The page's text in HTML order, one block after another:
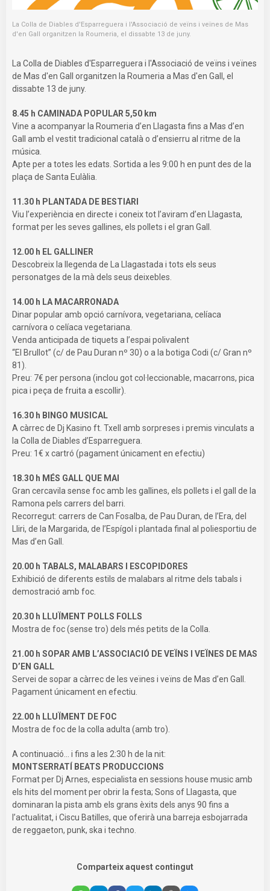
La Colla de Diables d'Esparreguera i l'Associació de veïns i veïnes de Mas
d'en Gall organitzen la Roumeria, el dissabte 13 de juny.
La Colla de Diables d'Esparreguera i l'Associació de veïns i veïnes
de Mas d'en Gall organitzen la Roumeria a Mas d'en Gall, el
dissabte 13 de juny.
8.45 h CAMINADA POPULAR 5,50 km
Vine a acompanyar la Roumeria d’en Llagasta fins a Mas d’en
Gall amb el vestit tradicional català o d’ensierru al ritme de la
música.
Apte per a totes les edats. Sortida a les 9:00 h en punt des de la
plaça de Santa Eulàlia.
11.30 h PLANTADA DE BESTIARI
Viu l’experiència en directe i coneix tot l’aviram d’en Llagasta,
format per les seves gallines, els pollets i el gran Gall.
12.00 h EL GALLINER
Descobreix la llegenda de La Llagastada i tots els seus
personatges de la mà dels seus deixebles.
14.00 h LA MACARRONADA
Dinar popular amb opció carnívora, vegetariana, celíaca
carnívora o celíaca vegetariana.
Venda anticipada de tiquets a l’espai polivalent
“El Brullot” (c/ de Pau Duran nº 30) o a la botiga Codi (c/ Gran nº
81).
Preu: 7€ per persona (inclou got col·leccionable, macarrons, pica
pica i peça de fruita a escollir).
16.30 h BINGO MUSICAL
A càrrec de Dj Kasino ft. Txell amb sorpreses i premis vinculats a
la Colla de Diables d’Esparreguera.
Preu: 1€ x cartró (pagament únicament en efectiu)
18.30 h MÉS GALL QUE MAI
Gran cercavila sense foc amb les gallines, els pollets i el gall de la
Ramona pels carrers del barri.
Recorregut: carrers de Can Fosalba, de Pau Duran, de l’Era, del
Lliri, de la Margarida, de l’Espígol i plantada final al poliesportiu de
Mas d’en Gall.
20.00 h TABALS, MALABARS I ESCOPIDORES
Exhibició de diferents estils de malabars al ritme dels tabals i
demostració amb foc.
20.30 h LLUÏMENT POLLS FOLLS
Mostra de foc (sense tro) dels més petits de la Colla.
21.00 h SOPAR AMB L’ASSOCIACIÓ DE VEÏNS I VEÏNES DE MAS
D’EN GALL
Servei de sopar a càrrec de les veïnes i veïns de Mas d’en Gall.
Pagament únicament en efectiu.
22.00 h LLUÏMENT DE FOC
Mostra de foc de la colla adulta (amb tro).
A continuació... i fins a les 2:30 h de la nit:
MONTSERRATÍ BEATS PRODUCCIONS
Format per Dj Arnes, especialista en sessions house music amb
els hits del moment per obrir la festa; Sons of Llagasta, que
dominaran la pista amb els grans èxits dels anys 90 fins a
l’actualitat, i Ciscu Batilles, que oferirà una barreja esbojarrada
de reggaeton, punk, ska i techno.
Comparteix aquest contingut